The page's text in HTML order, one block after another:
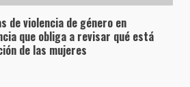
de violencia de género en
que obliga a revisar qué está
de las mujeres